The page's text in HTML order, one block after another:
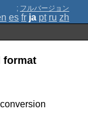
; フルバージョン
es fr ja pt ru zh
format